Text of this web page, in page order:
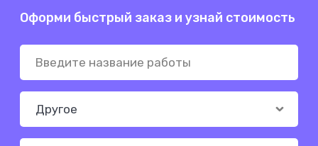
Оформи быстрый заказ и узнай стоимость